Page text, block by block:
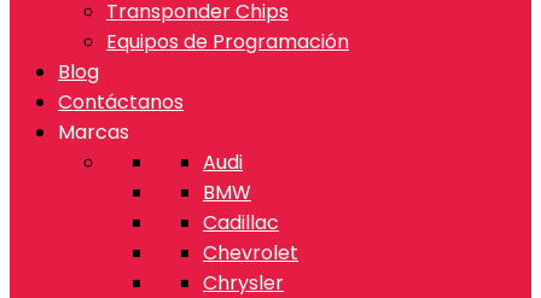
Transponder Chips
Equipos de Programación
Blog
Contáctanos
Marcas
Audi
BMW
Cadillac
Chevrolet
Chrysler